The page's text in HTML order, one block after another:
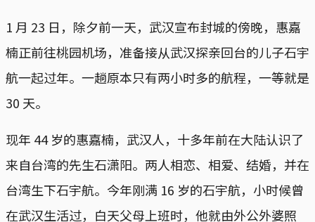
1 月 23 日，除夕前一天，武汉宣布封城的傍晚，惠嘉
楠正前往桃园机场，准备接从武汉探亲回台的儿子石宇
航一起过年。一趟原本只有两小时多的航程，一等就是
30 天。
现年 44 岁的惠嘉楠，武汉人，十多年前在大陆认识了
来自台湾的先生石潇阳。两人相恋、相爱、结婚，并在
台湾生下石宇航。今年刚满 16 岁的石宇航，小时候曾
在武汉生活过，白天父母上班时，他就由外公外婆照